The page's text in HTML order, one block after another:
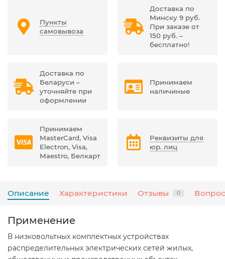
Пункты
самовывоза
Доставка по
Минску 9 руб.
При заказе от
150 руб. –
бесплатно!
Доставка по
Беларуси –
уточняйте при
оформлении
Принимаем
наличиные
Принимаем
MasterCard, Visa
Electron, Visa,
Maestro, Белкарт
Реквизиты для
юр. лиц
Описание Характеристики Отзывы 0
Применение
В низковольтных комплектных устройствах
распределительных электрических сетей жилых,